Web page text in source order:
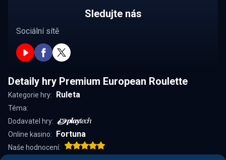
Sledujte nás
Sociální sítě
Detaily hry Premium European Roulette
Kategorie hry: Ruleta
Téma:
Dodavatel hry:
Online kasino:
Fortuna
Naše hodnocení: